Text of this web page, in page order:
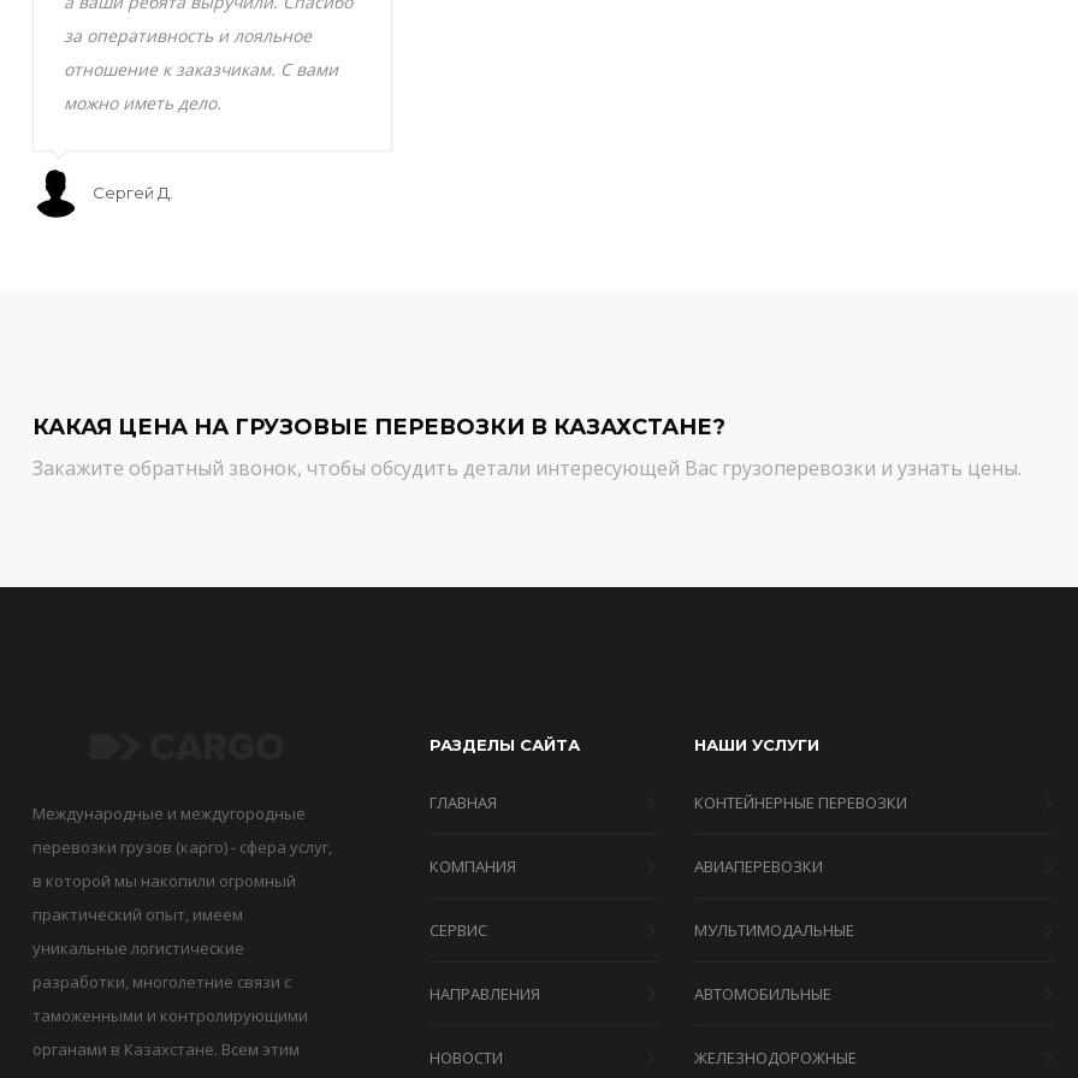
за оперативность и лояльное
отношение к заказчикам. С вами
можно иметь дело.
Сергей Д.
КАКАЯ ЦЕНА НА ГРУЗОВЫЕ ПЕРЕВОЗКИ В КАЗАХСТАНЕ?
Закажите обратный звонок, чтобы обсудить детали интересующей Вас грузоперевозки и узнать цены.
Международные и междугородные
перевозки грузов (карго) - сфера услуг,
в которой мы накопили огромный
практический опыт, имеем
уникальные логистические
разработки, многолетние связи с
таможенными и контролирующими
органами в Казахстане. Всем этим
РАЗДЕЛЫ САЙТА
ГЛАВНАЯ
КОМПАНИЯ
СЕРВИС
НАПРАВЛЕНИЯ
НОВОСТИ
НАШИ УСЛУГИ
КОНТЕЙНЕРНЫЕ ПЕРЕВОЗКИ
АВИАПЕРЕВОЗКИ
МУЛЬТИМОДАЛЬНЫЕ
АВТОМОБИЛЬНЫЕ
ЖЕЛЕЗНОДОРОЖНЫЕ